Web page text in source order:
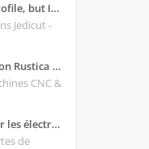
Jedicut aceepts DXF profile, but It won't cut (Icons grayed out)
Jedicut -
Cintrage règle de maçon Rustica 2018C
CNC &
Circuits Imprimés pour les électroniques:
de